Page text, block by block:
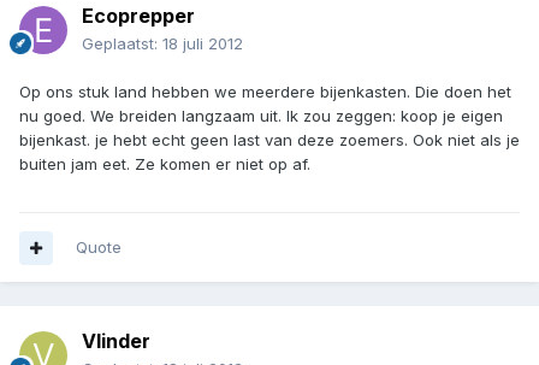
Ecoprepper
Geplaatst: 18 juli 2012
Op ons stuk land hebben we meerdere bijenkasten. Die doen het
nu goed. We breiden langzaam uit. Ik zou zeggen: koop je eigen
bijenkast. je hebt echt geen last van deze zoemers. Ook niet als je
buiten jam eet. Ze komen er niet op af.
Quote
Vlinder